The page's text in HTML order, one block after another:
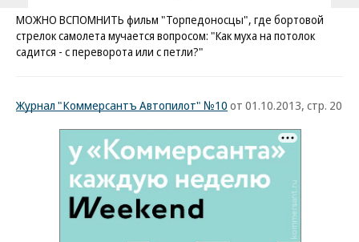
МОЖНО ВСПОМНИТЬ фильм "Торпедоносцы", где бортовой
стрелок самолета мучается вопросом: "Как муха на потолок
садится - с переворота или с петли?"
Журнал "Коммерсантъ Автопилот" №10 от 01.10.2013, стр. 20